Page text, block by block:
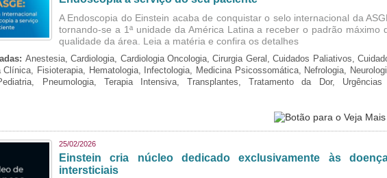
A Endoscopia do Einstein acaba de conquistar o selo internacional da
tornando-se a 1ª unidade da América Latina a receber o padrão máximo
qualidade da área. Leia a matéria e confira os detalhes
Anestesia, Cardiologia, Cardiologia Oncologia, Cirurgia Geral, Cuidados Paliativos,
Clínica, Fisioterapia, Hematologia, Infectologia, Medicina Psicossomática, Nefrologia,
Pneumologia, Terapia Intensiva, Transplantes, Tratamento da Dor,
25/02/2026
Einstein cria núcleo dedicado exclusivamente às
intersticiais